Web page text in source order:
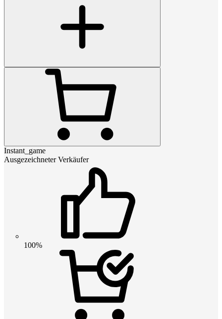
Instant_game
Ausgezeichneter Verkäufer
100%